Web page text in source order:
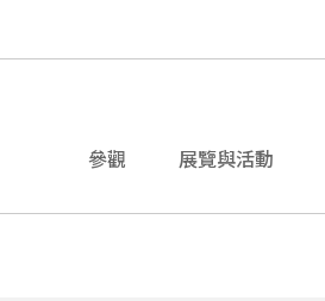
參觀 展覽與活動